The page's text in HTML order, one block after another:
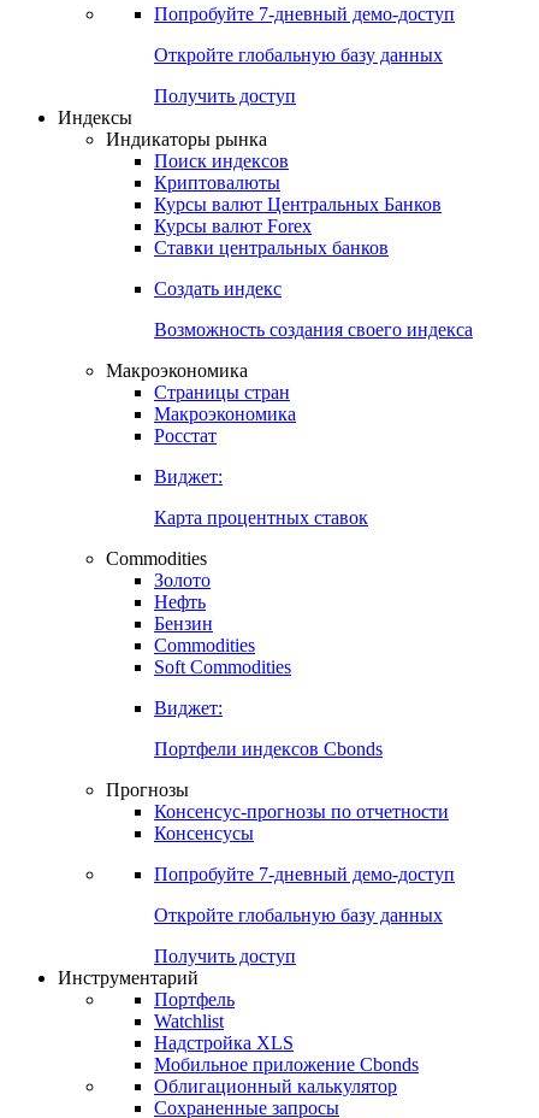
Денежный рынок
Календарь инвестора
Попробуйте7-дневный
Откройте глобальную базу данных
Получить доступ
Индикаторы рынка
Поиск индексов
Курсы валют Центральных Банков
Ставки центральных банков
Создать индекс
Возможность создания своего индекса
Страницы стран
Росстат
Виджет:
Карта процентных ставок
Commodities
Золото
Бензин
Soft Commodities
Виджет:
Портфели индексов Cbonds
Прогнозы
Консенсусы
Попробуйте7-дневный
Откройте глобальную базу данных
Получить доступ
Инструментарий
Портфель
Watchlist